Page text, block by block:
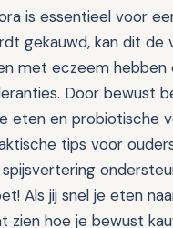
is essentieel voor
gekauwd, kan dit
met eczeem hebben
Door bewust
eten en probiotische
tips voor
Als jij snel je eten
zien hoe je bewust